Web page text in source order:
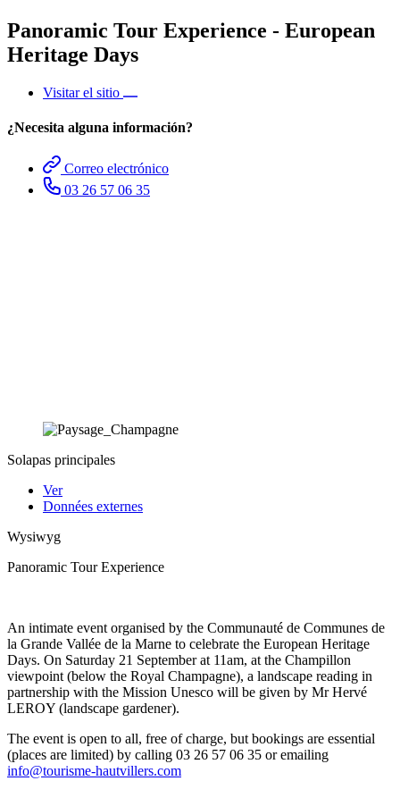
Panoramic Tour Experience - European
Heritage Days
Visitar el sitio
¿Necesita alguna información?
Correo electrónico
03 26 57 06 35
Solapas principales
Ver
Données externes
Wysiwyg
Panoramic Tour Experience
An intimate event organised by the Communauté de Communes de
la Grande Vallée de la Marne to celebrate the European Heritage
Days. On Saturday 21 September at 11am, at the Champillon
viewpoint (below the Royal Champagne), a landscape reading in
partnership with the Mission Unesco will be given by Mr Hervé
LEROY (landscape gardener).
The event is open to all, free of charge, but bookings are essential
(places are limited) by calling 03 26 57 06 35 or emailing
info@tourisme-hautvillers.com